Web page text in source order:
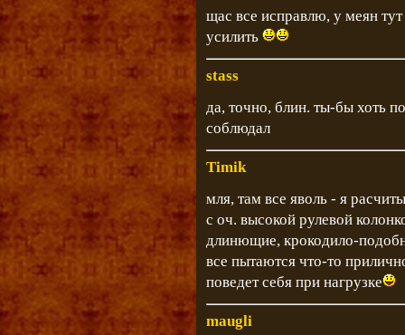
щас все исправлю, у меян
усилить
stass
да, точно, блин. ты-бы хоть
соблюдал
Timik
мля, там все яволь - я
с оч. высокой рулевой
длинющие, крокодило-
все пытаются что-то
поведет себя при нагрузке
maugli